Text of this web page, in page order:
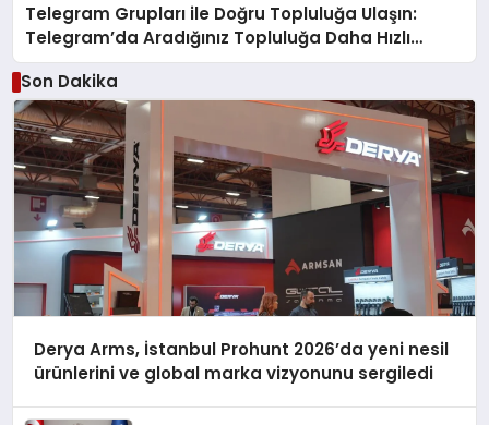
Telegram Grupları ile Doğru Topluluğa Ulaşın:
Telegram’da Aradığınız Topluluğa Daha Hızlı
Ulaşın
Son Dakika
Derya Arms, İstanbul Prohunt 2026’da yeni nesil
ürünlerini ve global marka vizyonunu sergiledi